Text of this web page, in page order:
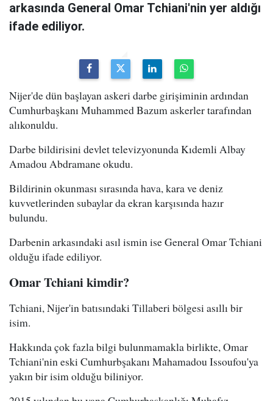
arkasında General Omar Tchiani'nin yer aldığı
ifade ediliyor.
Nijer'de dün başlayan askeri darbe girişiminin ardından
Cumhurbaşkanı Muhammed Bazum askerler tarafından
alıkonuldu.
Darbe bildirisini devlet televizyonunda Kıdemli Albay
Amadou Abdramane okudu.
Bildirinin okunması sırasında hava, kara ve deniz
kuvvetlerinden subaylar da ekran karşısında hazır
bulundu.
Darbenin arkasındaki asıl ismin ise General Omar Tchiani
olduğu ifade ediliyor.
Omar Tchiani kimdir?
Tchiani, Nijer'in batısındaki Tillaberi bölgesi asıllı bir
isim.
Hakkında çok fazla bilgi bulunmamakla birlikte, Omar
Tchiani'nin eski Cumhurbşakanı Mahamadou Issoufou'ya
yakın bir isim olduğu biliniyor.